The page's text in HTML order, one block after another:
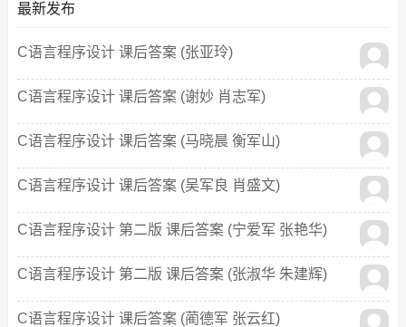
最新发布
C语言程序设计 课后答案 (张亚玲)
C语言程序设计 课后答案 (谢妙 肖志军)
C语言程序设计 课后答案 (马晓晨 衡军山)
C语言程序设计 课后答案 (吴军良 肖盛文)
C语言程序设计 第二版 课后答案 (宁爱军 张艳华)
C语言程序设计 第二版 课后答案 (张淑华 朱建辉)
C语言程序设计 课后答案 (蔺德军 张云红)